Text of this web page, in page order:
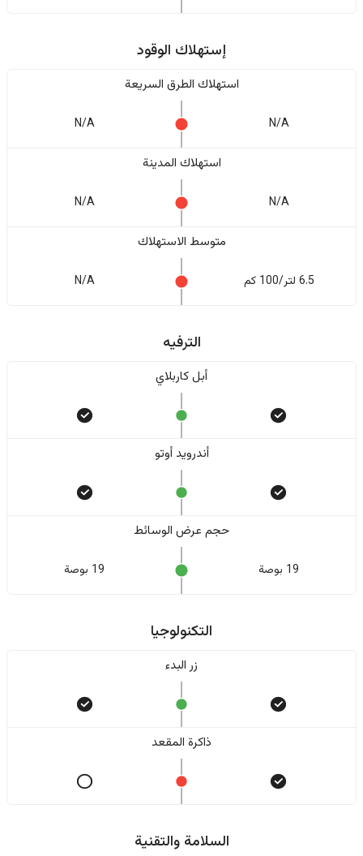
إستهلاك الوقود
استهلاك الطرق السريعة
N/A
N/A
استهلاك المدينة
N/A
N/A
متوسط الاستهلاك
6.5 لتر/100 كم N/A
الترفيه
أبل كاربلاي
أندرويد أوتو
حجم عرض الوسائط
19 بوصة 19 بوصة
التكنولوجيا
زر البدء
ذاكرة المقعد
السلامة والتقنية